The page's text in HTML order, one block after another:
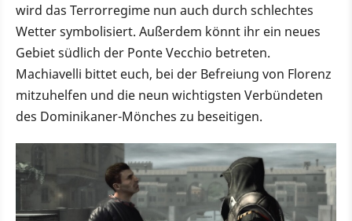
wird das Terrorregime nun auch durch schlechtes
Wetter symbolisiert. Außerdem könnt ihr ein neues
Gebiet südlich der Ponte Vecchio betreten.
Machiavelli bittet euch, bei der Befreiung von Florenz
mitzuhelfen und die neun wichtigsten Verbündeten
des Dominikaner-Mönches zu beseitigen.